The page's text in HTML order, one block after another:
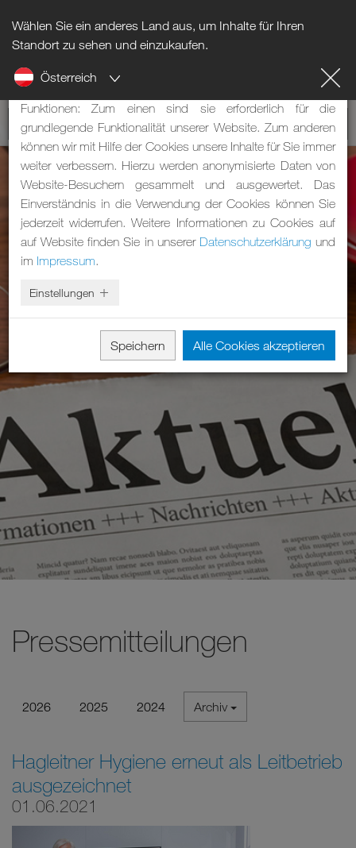
Wählen Sie ein anderes Land aus, um Inhalte für Ihren
Standort zu sehen und einzukaufen.
Österreich
Pressemitteilungen
2026 2025 2024 Archiv
Hagleitner Hygiene erneut als Leitbetrieb
ausgezeichnet
01.06.2021
Hinweis zu Cookies
Unsere Webseite verwendet Cookies. Diese haben zwei
Funktionen: Zum einen sind sie erforderlich für die
grundlegende Funktionalität unserer Website. Zum anderen
können wir mit Hilfe der Cookies unsere Inhalte für Sie immer
weiter verbessern. Hierzu werden anonymisierte Daten von
Website-Besuchern gesammelt und ausgewertet. Das
Einverständnis in die Verwendung der Cookies können Sie
jederzeit widerrufen. Weitere Informationen zu Cookies auf
auf Website finden Sie in unserer Datenschutzerklärung und
im Impressum.
Einstellungen
Speichern Alle Cookies akzeptieren